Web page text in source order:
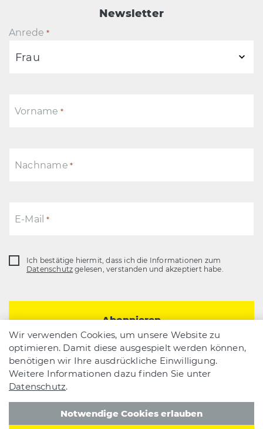
Newsletter
Anrede *
Vorname *
Nachname *
E-Mail *
Datenschutz
Ich bestätige hiermit, dass ich die Informationen zum
Datenschutz gelesen, verstanden und akzeptiert habe.
AGBDatenschutzImpressumRAMSEIER Suisse AG
Wir verwenden Cookies, um unsere Website zu
optimieren. Damit diese ausgespielt werden können,
benötigen wir Ihre ausdrückliche Einwilligung.
Weitere Informationen dazu finden Sie unter
Datenschutz.
Notwendige Cookies erlauben